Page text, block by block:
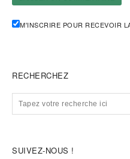
M'INSCRIRE POUR RECEVOIR
RECHERCHEZ
SUIVEZ-NOUS !